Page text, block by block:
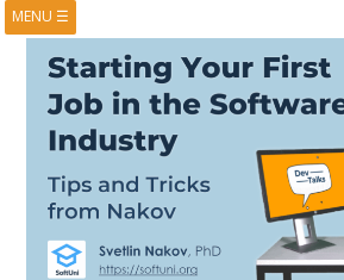
MENU ☰
BOOKS
VIDEOS
RESEARCH
CONTACTS